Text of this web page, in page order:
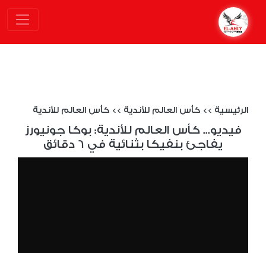
الرئيسية >> كأس العالم للأندية >> كأس العالم للأندية
فيديو... كأس العالم للأندية: بوكا جونيورز
يفاجئ بنفيكا بثنائية في 6 دقائق